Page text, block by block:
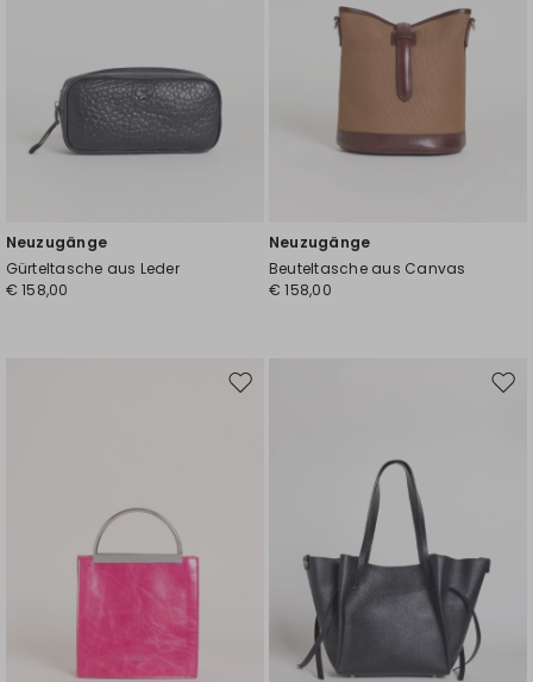
Neuzugänge
Gürteltasche aus Leder
€ 158,00
Neuzugänge
Beuteltasche aus Canvas
€ 158,00
Auf
Auf